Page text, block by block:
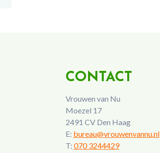
CONTACT
Vrouwen van Nu
Moezel 17
2491 CV Den Haag
E: bureau@vrouwenvannu.nl
T: 070 3244429